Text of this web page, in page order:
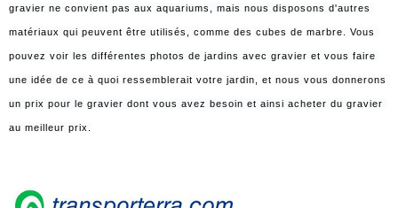
gravier ne convient pas aux aquariums, mais nous disposons d'autres
matériaux qui peuvent être utilisés, comme des cubes de marbre. Vous
pouvez voir les différentes photos de jardins avec gravier et vous faire
une idée de ce à quoi ressemblerait votre jardin, et nous vous donnerons
un prix pour le gravier dont vous avez besoin et ainsi acheter du gravier
au meilleur prix.